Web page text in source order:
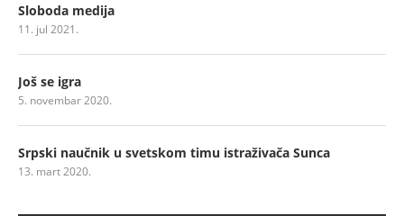
Sloboda medija
11. jul 2021.
Još se igra
5. novembar 2020.
Srpski naučnik u svetskom timu istraživača Sunca
13. mart 2020.